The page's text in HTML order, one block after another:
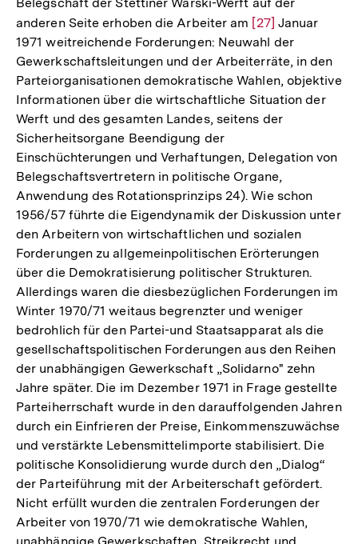
anderen Seite erhoben die Arbeiter am Zur
Auflösung
der
Fußnote
[27] Januar
1971 weitreichende Forderungen: Neuwahl der
Gewerkschaftsleitungen und der Arbeiterräte, in den
Parteiorganisationen demokratische Wahlen, objektive
Informationen über die wirtschaftliche Situation der
Werft und des gesamten Landes, seitens der
Sicherheitsorgane Beendigung der
Einschüchterungen und Verhaftungen, Delegation von
Belegschaftsvertretern in politische Organe,
Anwendung des Rotationsprinzips 24). Wie schon
1956/57 führte die Eigendynamik der Diskussion unter
den Arbeitern von wirtschaftlichen und sozialen
Forderungen zu allgemeinpolitischen Erörterungen
über die Demokratisierung politischer Strukturen.
Allerdings waren die diesbezüglichen Forderungen im
Winter 1970/71 weitaus begrenzter und weniger
bedrohlich für den Partei-und Staatsapparat als die
gesellschaftspolitischen Forderungen aus den Reihen
der unabhängigen Gewerkschaft „Solidarno" zehn
Jahre später. Die im Dezember 1971 in Frage gestellte
Parteiherrschaft wurde in den darauffolgenden Jahren
durch ein Einfrieren der Preise, Einkommenszuwächse
und verstärkte Lebensmittelimporte stabilisiert. Die
politische Konsolidierung wurde durch den „Dialog“
der Parteiführung mit der Arbeiterschaft gefördert.
Nicht erfüllt wurden die zentralen Forderungen der
Arbeiter von 1970/71 wie demokratische Wahlen,
unabhängige Gewerkschaften, Streikrecht und